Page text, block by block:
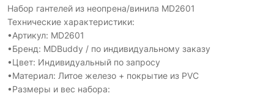
Набор гантелей из неопрена/винила MD2601
Технические характеристики:
•Артикул: MD2601
•Бренд: MDBuddy / по индивидуальному заказу
•Цвет: Индивидуальный по запросу
•Материал: Литое железо + покрытие из PVC
•Размеры и вес набора: